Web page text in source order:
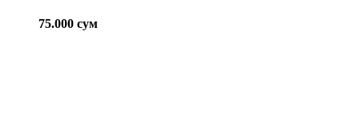
75.000 сум